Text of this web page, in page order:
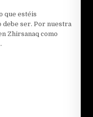
que estéis
debe ser. Por nuestra
Zhirsanaq como